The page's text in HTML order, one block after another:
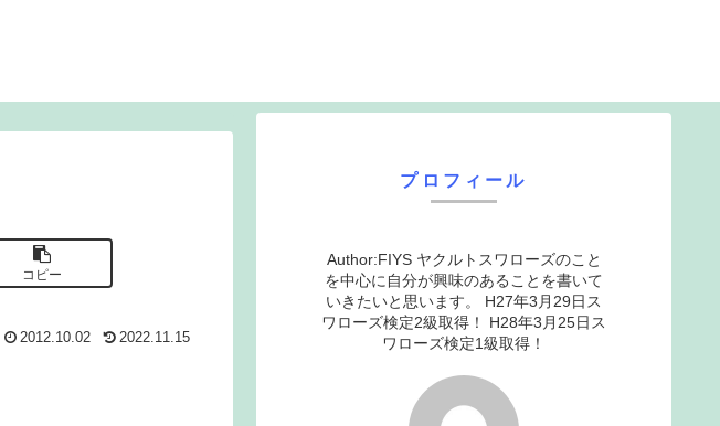
コピー
2012.10.02 2022.11.15
プロフィール
Author:FIYS ヤクルトスワローズのこと
を中心に自分が興味のあることを書いて
いきたいと思います。 H27年3月29日ス
ワローズ検定2級取得！ H28年3月25日ス
ワローズ検定1級取得！